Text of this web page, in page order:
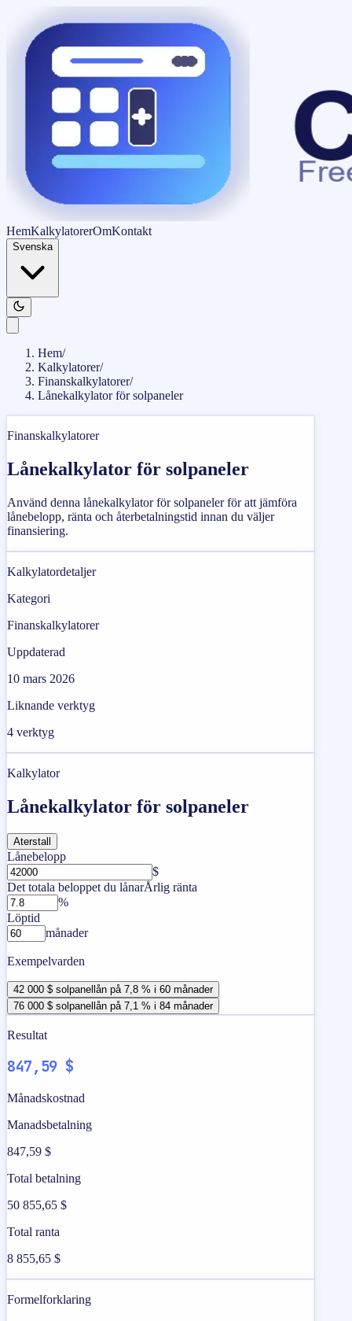
HemKalkylatorerOmKontakt
Svenska
Hem/
Kalkylatorer/
Finanskalkylatorer/
Lånekalkylator för solpaneler
Finanskalkylatorer
Lånekalkylator för solpaneler
Använd denna lånekalkylator för solpaneler för att jämföra
lånebelopp, ränta och återbetalningstid innan du väljer
finansiering.
Kalkylatordetaljer
Kategori
Finanskalkylatorer
Uppdaterad
10 mars 2026
Liknande verktyg
4 verktyg
Kalkylator
Lånekalkylator för solpaneler
Aterstall
Lånebelopp
$
Det totala beloppet du lånarÅrlig ränta
%
Löptid
månader
Exempelvarden
42 000 $ solpanellån på 7,8 % i 60 månader
76 000 $ solpanellån på 7,1 % i 84 månader
Resultat
847,59 $
Månadskostnad
Manadsbetalning
847,59 $
Total betalning
50 855,65 $
Total ranta
8 855,65 $
Formelforklaring